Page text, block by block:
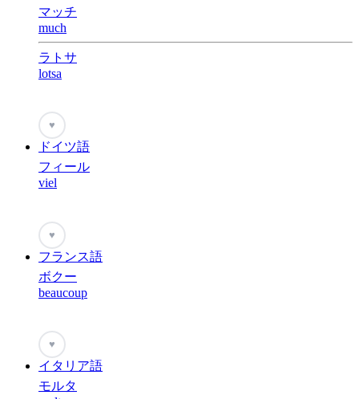
マッチ
much
ラトサ
lotsa
♥
ドイツ語
フィール
viel
♥
フランス語
ボクー
beaucoup
♥
イタリア語
モルタ